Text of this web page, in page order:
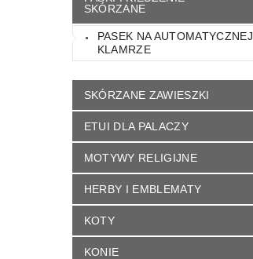
SKÓRZANE
PASEK NA AUTOMATYCZNEJ
KLAMRZE
SKÓRZANE ZAWIESZKI
ETUI DLA PALACZY
MOTYWY RELIGIJNE
HERBY I EMBLEMATY
KOTY
KONIE